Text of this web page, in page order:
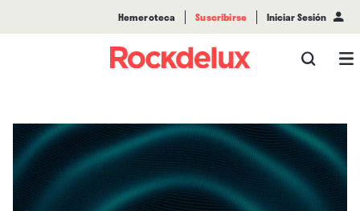
Hemeroteca Suscribirse Iniciar Sesión